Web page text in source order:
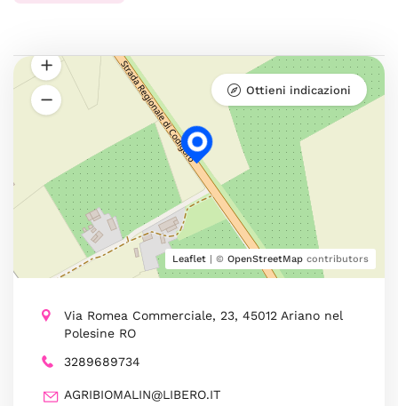
Leaflet | © OpenStreetMap contributors
Ottieni indicazioni
Via Romea Commerciale, 23, 45012 Ariano nel
Polesine RO
3289689734
AGRIBIOMALIN@LIBERO.IT